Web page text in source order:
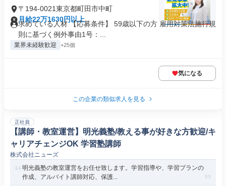
〒194-0021東京都町田市中町
月給22万1630円以上
求めている人材 【応募条件】 59歳以下の方 雇用対策法施行規
則に基づく例外事由1号：...
業界未経験歓迎 +25個
気になる
この企業の類似求人を見る
正社員
【講師・教室運営】明光義塾/教える事が好きな方歓迎/キ
ャリアチェンジOK 学習塾講師
株式会社ニューズ
明光義塾の教室運営をお任せ致します。学習指導や、学習プランの
作成、アルバイト講師対応、保護...